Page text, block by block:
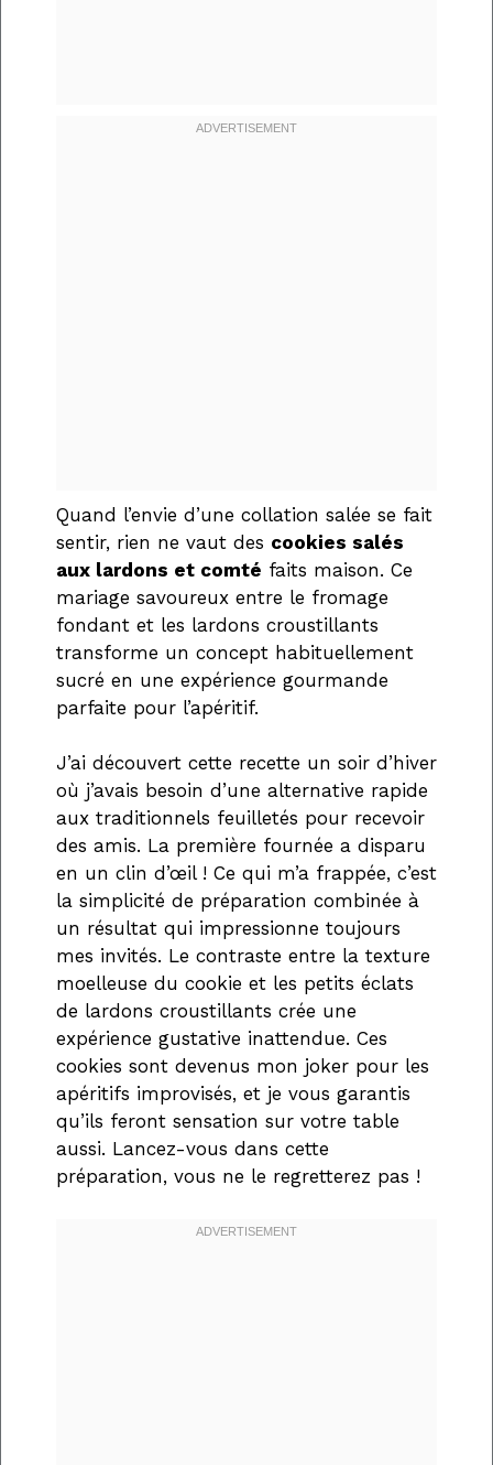
Quand l’envie d’une collation salée se fait
sentir, rien ne vaut des cookies salés
aux lardons et comté faits maison. Ce
mariage savoureux entre le fromage
fondant et les lardons croustillants
transforme un concept habituellement
sucré en une expérience gourmande
parfaite pour l’apéritif.
J’ai découvert cette recette un soir d’hiver
où j’avais besoin d’une alternative rapide
aux traditionnels feuilletés pour recevoir
des amis. La première fournée a disparu
en un clin d’œil ! Ce qui m’a frappée, c’est
la simplicité de préparation combinée à
un résultat qui impressionne toujours
mes invités. Le contraste entre la texture
moelleuse du cookie et les petits éclats
de lardons croustillants crée une
expérience gustative inattendue. Ces
cookies sont devenus mon joker pour les
apéritifs improvisés, et je vous garantis
qu’ils feront sensation sur votre table
aussi. Lancez-vous dans cette
préparation, vous ne le regretterez pas !